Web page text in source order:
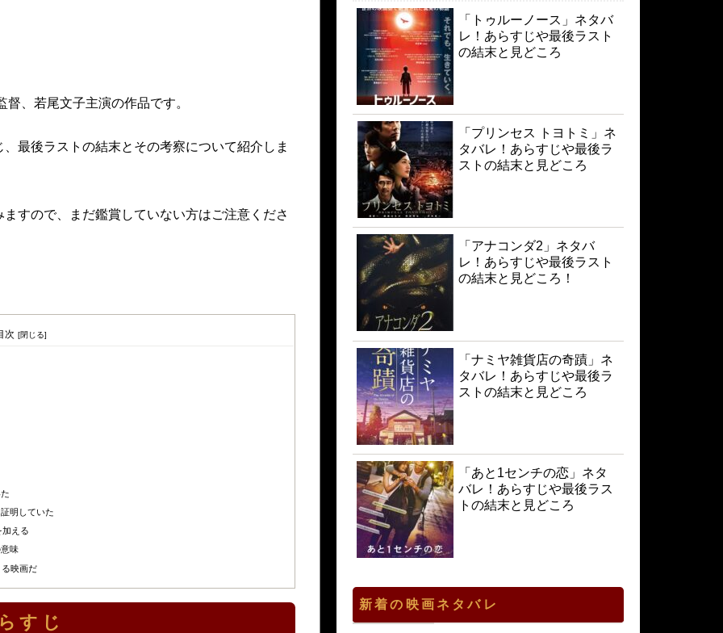
、若尾文子主演の作品です。
最後ラストの結末とその考察について紹介しま
すので、まだ鑑賞していない方はご注意くださ
次
明していた
える
味
映画だ
すじ
「トゥルーノース」ネタバ
レ！あらすじや最後ラスト
の結末と見どころ
「プリンセス トヨトミ」ネ
タバレ！あらすじや最後ラ
ストの結末と見どころ
「アナコンダ2」ネタバ
レ！あらすじや最後ラスト
の結末と見どころ！
「ナミヤ雑貨店の奇蹟」ネ
タバレ！あらすじや最後ラ
ストの結末と見どころ
「あと1センチの恋」ネタ
バレ！あらすじや最後ラス
トの結末と見どころ
新着の映画ネタバレ